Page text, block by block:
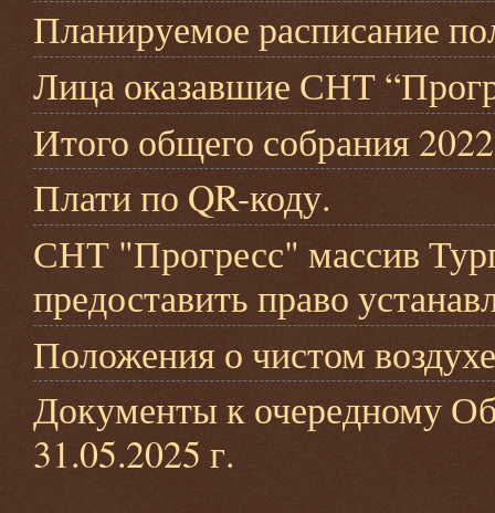
Планируемое расписание
Лица оказавшие СНТ
Итого общего собрания
Плати по QR-коду.
СНТ "Прогресс" массив
предоставить право
Положения о чистом
Документы к очередному
31.05.2025 г.